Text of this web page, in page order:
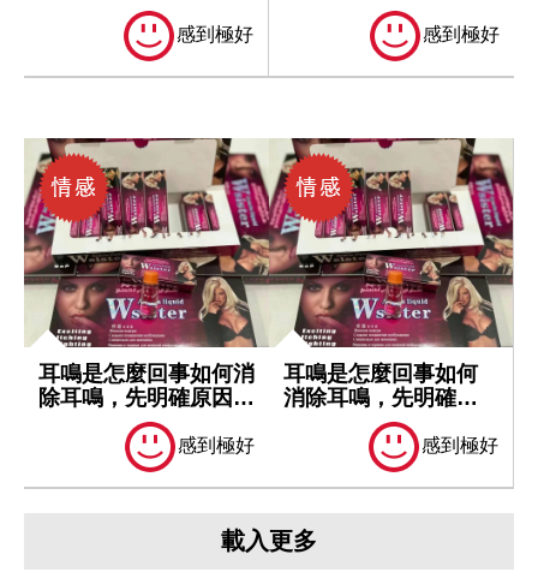
感到極好 感到極好
耳鳴是怎麼回事如何消
除耳鳴，先明確原因再
感到極好
耳鳴是怎麼回事如何
消除耳鳴，先明確原
感到極好
載入更多